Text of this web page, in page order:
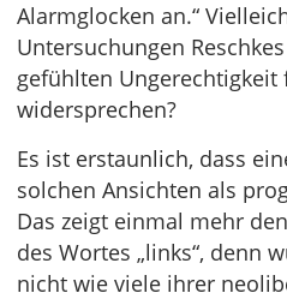
Alarmglocken an.“
Untersuchungen
gefühlten Ungerechtigkeit
widersprechen?
Es ist erstaunlich, dass
solchen Ansichten als
Das zeigt einmal mehr
des Wortes „links“, denn
nicht wie viele ihrer